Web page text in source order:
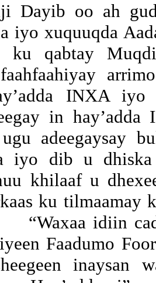
Dayib oo ah
iyo xuquuqda
ku qabtay
INXA iyo
in
adeegaysay
iyo dib u
khilaaf u
ku tilmaamay
idiin
Faadumo
inaysan